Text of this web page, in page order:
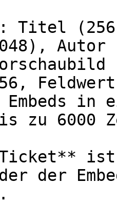
Titel
in
zu 6000
Ticket**
der